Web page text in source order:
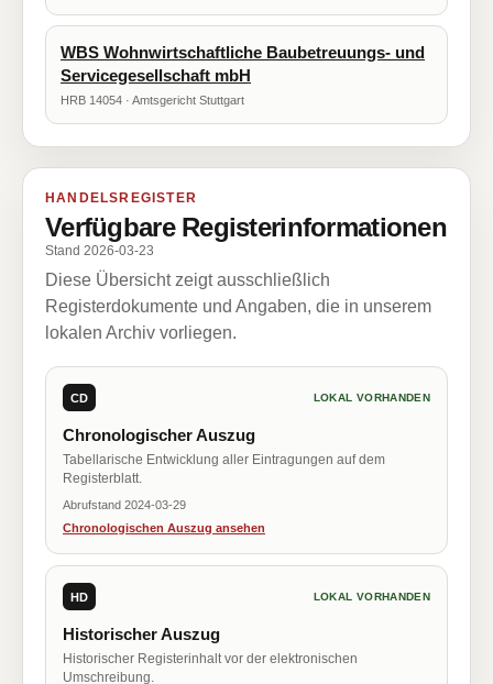
WBS Wohnwirtschaftliche Baubetreuungs- und
Servicegesellschaft mbH
HRB 14054 · Amtsgericht Stuttgart
HANDELSREGISTER
Verfügbare Registerinformationen
Stand 2026-03-23
Diese Übersicht zeigt ausschließlich
Registerdokumente und Angaben, die in unserem
lokalen Archiv vorliegen.
CD LOKAL VORHANDEN
Chronologischer Auszug
Tabellarische Entwicklung aller Eintragungen auf dem
Registerblatt.
Abrufstand 2024-03-29
Chronologischen Auszug ansehen
HD LOKAL VORHANDEN
Historischer Auszug
Historischer Registerinhalt vor der elektronischen
Umschreibung.